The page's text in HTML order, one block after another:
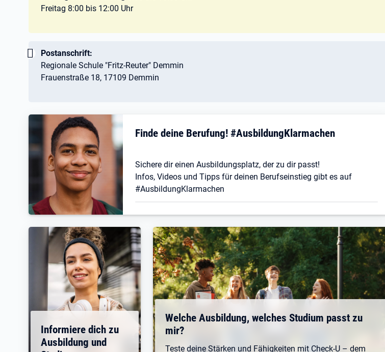
Freitag 8:00 bis 12:00 Uhr
Wichtig:
Postanschrift:
Regionale Schule "Fritz-Reuter" Demmin
Frauenstraße 18, 17109 Demmin
Finde deine Berufung! #AusbildungKlarmachen
Sichere dir einen Ausbildungsplatz, der zu dir passt!
Infos, Videos und Tipps für deinen Berufseinstieg gibt es auf
#AusbildungKlarmachen
Informiere dich zu
Ausbildung und
Welche Ausbildung, welches Studium passt zu
mir?
Teste deine Stärken und Fähigkeiten mit Check-U – dem